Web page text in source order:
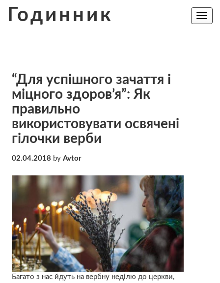
Годинник
Toggle
“Для успішного зачаття і
міцного здоров’я”: Як
правильно
використовувати освячені
гілочки верби
02.04.2018 by Avtor
Багато з нас йдуть на вербну неділю до церкви,